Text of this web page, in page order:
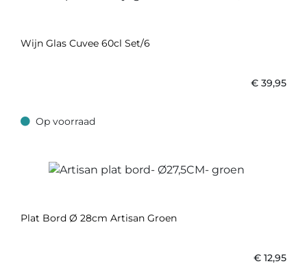
Wijn Glas Cuvee 60cl Set/6
€ 39,95
Op voorraad
Op voorraad
Plat Bord Ø 28cm Artisan Groen
€ 12,95